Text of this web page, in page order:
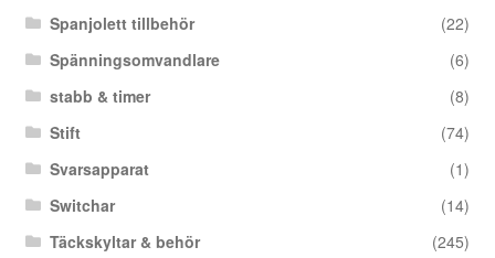
Spanjolett tillbehör
(22)
Spänningsomvandlare
(6)
stabb & timer
(8)
Stift
(74)
Svarsapparat
(1)
Switchar
(14)
Täckskyltar & behör
(245)